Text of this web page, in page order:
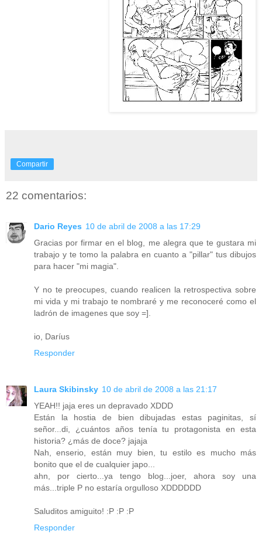
Compartir
22 comentarios:
Dario Reyes 10 de abril de 2008 a las 17:29
Gracias por firmar en el blog, me alegra que te gustara mi
trabajo y te tomo la palabra en cuanto a "pillar" tus dibujos
para hacer "mi magia".
Y no te preocupes, cuando realicen la retrospectiva sobre
mi vida y mi trabajo te nombraré y me reconoceré como el
ladrón de imagenes que soy =].
io, Daríus
Responder
Laura Skibinsky 10 de abril de 2008 a las 21:17
YEAH!! jaja eres un depravado XDDD
Están la hostia de bien dibujadas estas paginitas, sí
señor...di, ¿cuántos años tenía tu protagonista en esta
historia? ¿más de doce? jajaja
Nah, enserio, están muy bien, tu estilo es mucho más
bonito que el de cualquier japo...
ahn, por cierto...ya tengo blog...joer, ahora soy una
más...triple P no estaría orgulloso XDDDDDD
Saluditos amiguito! :P :P :P
Responder